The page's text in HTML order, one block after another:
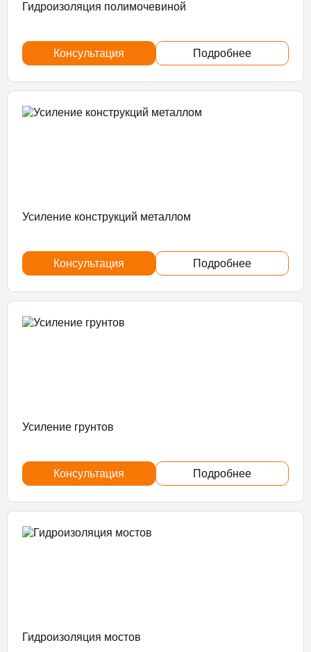
Гидроизоляция полимочевиной
Консультация Подробнее
Усиление конструкций металлом
Консультация Подробнее
Усиление грунтов
Консультация Подробнее
Гидроизоляция мостов